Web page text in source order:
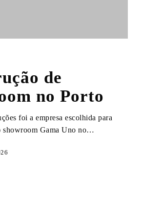
de
no Porto
foi a empresa escolhida para
showroom Gama Uno no…